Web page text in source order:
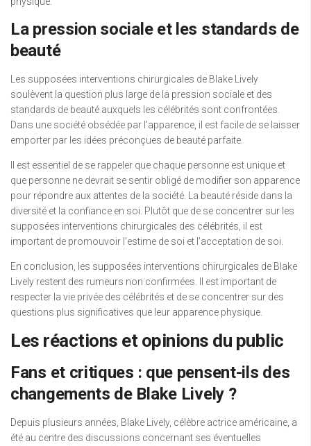
La pression sociale et les standards de
beauté
Les supposées interventions chirurgicales de Blake Lively
soulèvent la question plus large de la pression sociale et des
standards de beauté auxquels les célébrités sont confrontées.
Dans une société obsédée par l’apparence, il est facile de se laisser
emporter par les idées préconçues de beauté parfaite.
Il est essentiel de se rappeler que chaque personne est unique et
que personne ne devrait se sentir obligé de modifier son apparence
pour répondre aux attentes de la société. La beauté réside dans la
diversité et la confiance en soi. Plutôt que de se concentrer sur les
supposées interventions chirurgicales des célébrités, il est
important de promouvoir l’estime de soi et l’acceptation de soi.
En conclusion, les supposées interventions chirurgicales de Blake
Lively restent des rumeurs non confirmées. Il est important de
respecter la vie privée des célébrités et de se concentrer sur des
questions plus significatives que leur apparence physique.
Les réactions et opinions du public
Fans et critiques : que pensent-ils des
changements de Blake Lively ?
Depuis plusieurs années, Blake Lively, célèbre actrice américaine, a
été au centre des discussions concernant ses éventuelles